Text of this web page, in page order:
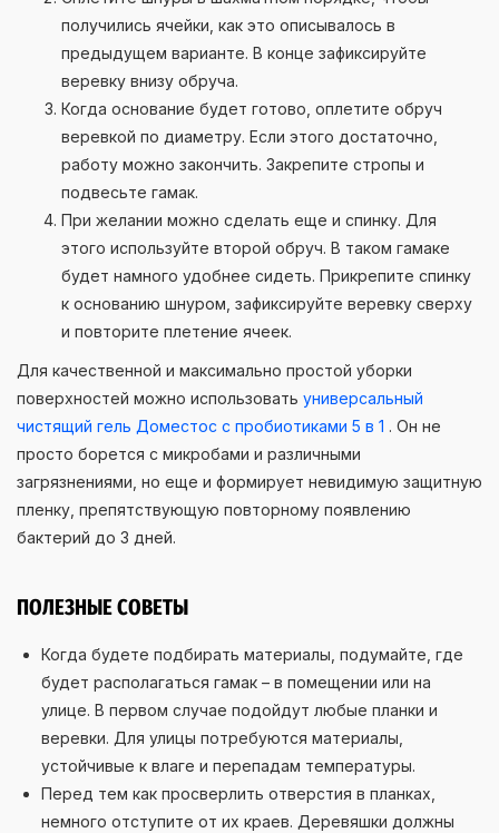
получились ячейки, как это описывалось в
предыдущем варианте. В конце зафиксируйте
веревку внизу обруча.
Когда основание будет готово, оплетите обруч
веревкой по диаметру. Если этого достаточно,
работу можно закончить. Закрепите стропы и
подвесьте гамак.
При желании можно сделать еще и спинку. Для
этого используйте второй обруч. В таком гамаке
будет намного удобнее сидеть. Прикрепите спинку
к основанию шнуром, зафиксируйте веревку сверху
и повторите плетение ячеек.
Для качественной и максимально простой уборки
поверхностей можно использовать универсальный
чистящий гель Доместос с пробиотиками 5 в 1 . Он не
просто борется с микробами и различными
загрязнениями, но еще и формирует невидимую защитную
пленку, препятствующую повторному появлению
бактерий до 3 дней.
ПОЛЕЗНЫЕ СОВЕТЫ
Когда будете подбирать материалы, подумайте, где
будет располагаться гамак – в помещении или на
улице. В первом случае подойдут любые планки и
веревки. Для улицы потребуются материалы,
устойчивые к влаге и перепадам температуры.
Перед тем как просверлить отверстия в планках,
немного отступите от их краев. Деревяшки должны